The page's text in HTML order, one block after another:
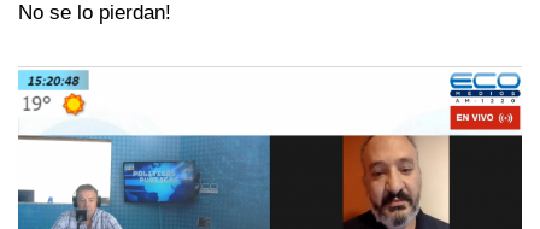
No se lo pierdan!